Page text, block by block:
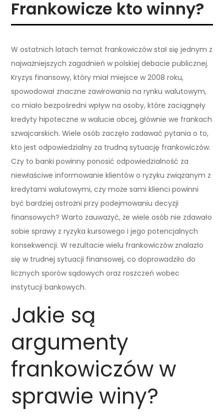
Frankowicze kto winny?
W ostatnich latach temat frankowiczów stał się jednym z
najważniejszych zagadnień w polskiej debacie publicznej.
Kryzys finansowy, który miał miejsce w 2008 roku,
spowodował znaczne zawirowania na rynku walutowym,
co miało bezpośredni wpływ na osoby, które zaciągnęły
kredyty hipoteczne w walucie obcej, głównie we frankach
szwajcarskich. Wiele osób zaczęło zadawać pytania o to,
kto jest odpowiedzialny za trudną sytuację frankowiczów.
Czy to banki powinny ponosić odpowiedzialność za
niewłaściwe informowanie klientów o ryzyku związanym z
kredytami walutowymi, czy może sami klienci powinni
być bardziej ostrożni przy podejmowaniu decyzji
finansowych? Warto zauważyć, że wiele osób nie zdawało
sobie sprawy z ryzyka kursowego i jego potencjalnych
konsekwencji. W rezultacie wielu frankowiczów znalazło
się w trudnej sytuacji finansowej, co doprowadziło do
licznych sporów sądowych oraz roszczeń wobec
instytucji bankowych.
Jakie są
argumenty
frankowiczów w
sprawie winy?